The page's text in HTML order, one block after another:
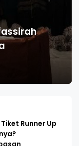
Runner Up